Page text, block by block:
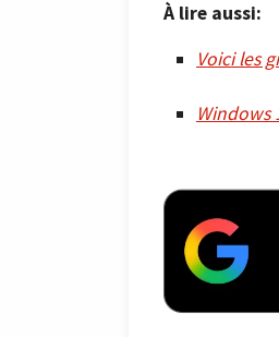
À lire aussi:
Voici les